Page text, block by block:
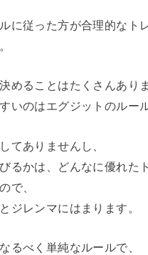
に従った方が合理的なト
めることはたくさんあり
いのはエグジットのルー
てありませんし、
るかは、どんなに優れた
で、
ジレンマにはまります。
るべく単純なルールで、